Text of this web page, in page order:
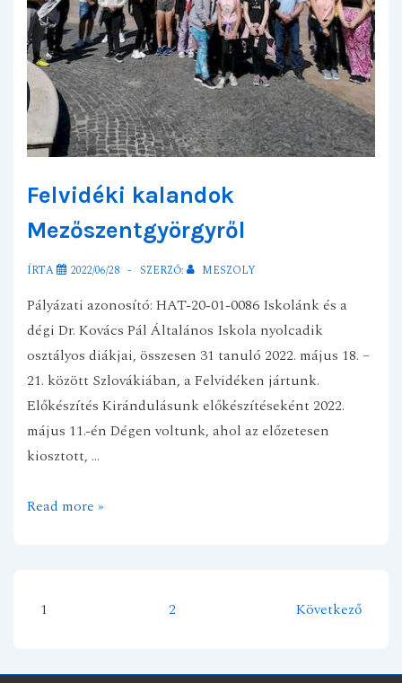
Felvidéki kalandok
Mezőszentgyörgyről
ÍRTA 2022/06/28 SZERZŐ: MESZOLY
Pályázati azonosító: HAT-20-01-0086 Iskolánk és a
dégi Dr. Kovács Pál Általános Iskola nyolcadik
osztályos diákjai, összesen 31 tanuló 2022. május 18. –
21. között Szlovákiában, a Felvidéken jártunk.
Előkészítés Kirándulásunk előkészítéseként 2022.
május 11.-én Dégen voltunk, ahol az előzetesen
kiosztott, …
Felvidéki
Read more »
Bejegyzés
1 2 Következő